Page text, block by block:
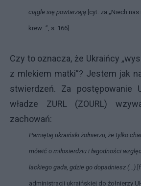
ciągle się powtarzają. [cyt. za „Niech
krew...”, s. 166]
Czy to oznacza, że Ukraińcy
z mlekiem matki”? Jestem jak
stwierdzeń. Za postępowanie
władze ZURL (ZOURL)
zachowań:
Pamiętaj ukraiński żołnierzu, że tylko
mówić o miłosierdziu i łagodności
lackiego gada, gdzie go dopadniesz (...).
administracji ukraińskiej do żołnierzy